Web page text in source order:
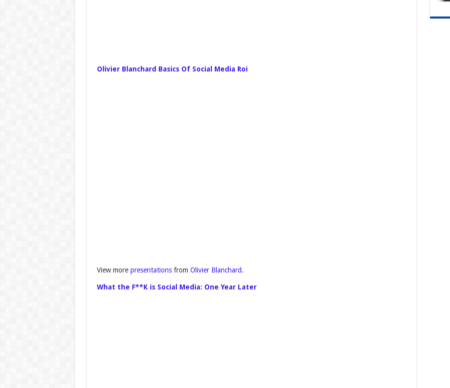
Olivier Blanchard Basics Of Social Media Roi
View more presentationsfrom Olivier Blanchard.
What the F**K is Social Media: One Year Later